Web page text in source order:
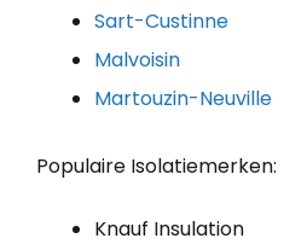
Sart-Custinne
Malvoisin
Martouzin-Neuville
Populaire Isolatiemerken:
Knauf Insulation